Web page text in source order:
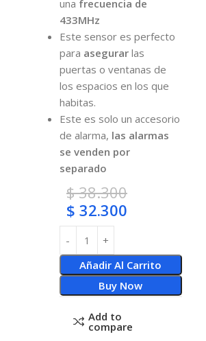
una frecuencia de
433MHz
Este sensor es perfecto
para asegurarlas
puertas o ventanas de
los espacios en los que
habitas.
Este es solo un accesorio
de alarma, las alarmas
se venden por
separado
$38.300
$ 32.300
Añadir Al Carrito
Buy Now
Add to
compare